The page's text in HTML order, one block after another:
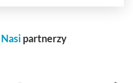
Nasi partnerzy